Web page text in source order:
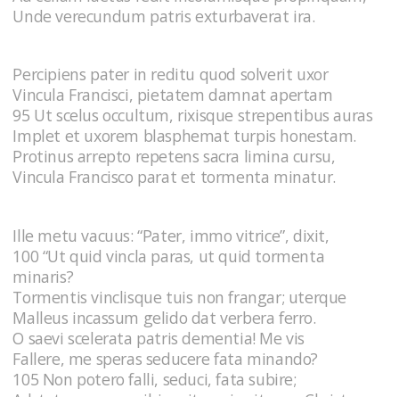
Unde verecundum patris exturbaverat ira.
Percipiens pater in reditu quod solverit uxor
Vincula Francisci, pietatem damnat apertam
95 Ut scelus occultum, rixisque strepentibus auras
Implet et uxorem blasphemat turpis honestam.
Protinus arrepto repetens sacra limina cursu,
Vincula Francisco parat et tormenta minatur.
Ille metu vacuus: “Pater, immo vitrice”, dixit,
100 “Ut quid vincla paras, ut quid tormenta
minaris?
Tormentis vinclisque tuis non frangar; uterque
Malleus incassum gelido dat verbera ferro.
O saevi scelerata patris dementia! Me vis
Fallere, me speras seducere fata minando?
105 Non potero falli, seduci, fata subire;